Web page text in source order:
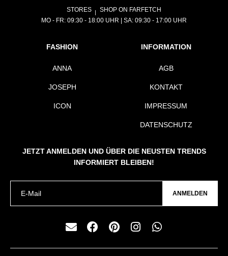
STORES
SHOP ON FARFETCH
MO - FR: 09:30 - 18:00 UHR | SA: 09:30 - 17:00 UHR
FASHION
ANNA
JOSEPH
ICON
INFORMATION
AGB
KONTAKT
IMPRESSUM
DATENSCHUTZ
JETZT ANMELDEN UND ÜBER DIE NEUSTEN TRENDS
INFORMIERT BLEIBEN!
ANMELDEN